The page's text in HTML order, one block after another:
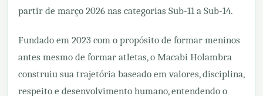
partir de março 2026 nas categorias Sub-11 a Sub-14.
Fundado em 2023 com o propósito de formar meninos
antes mesmo de formar atletas, o Macabi Holambra
construiu sua trajetória baseado em valores, disciplina,
respeito e desenvolvimento humano, entendendo o